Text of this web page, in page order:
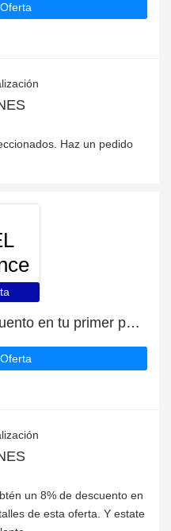
Haz un pedido
Consigue un 8% de descuento en tu primer pedido en MEL Science
un 8% de descuento en
de esta oferta. Y estate